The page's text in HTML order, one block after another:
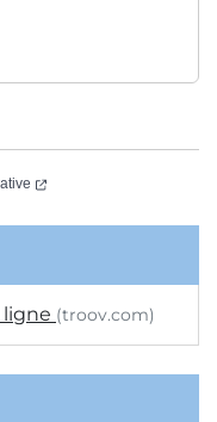
dans un nouvel
(ouverture dans un
ligne (troov.com)